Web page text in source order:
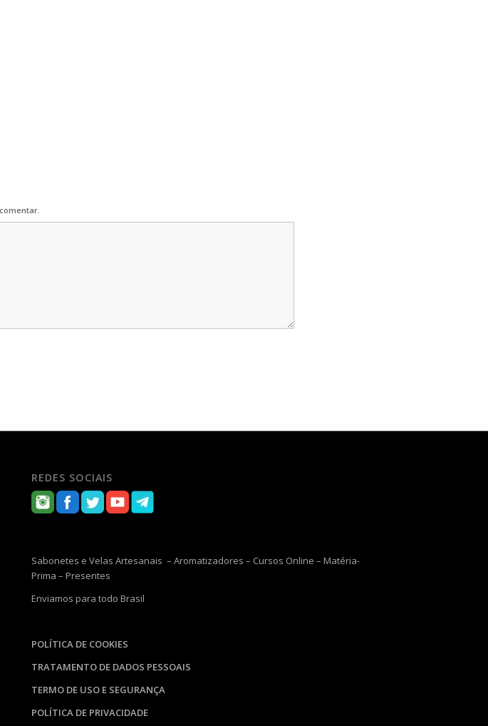
REDES SOCIAIS
Sabonetes e Velas Artesanais – Aromatizadores – Cursos Online – Matéria-
Prima – Presentes
Enviamos para todo Brasil
POLÍTICA DE COOKIES
TRATAMENTO DE DADOS PESSOAIS
TERMO DE USO E SEGURANÇA
POLÍTICA DE PRIVACIDADE